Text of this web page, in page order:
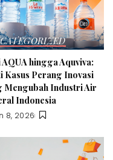
hingga Aquviva:
Kasus Perang Inovasi
Mengubah Industri Air
Indonesia
8, 2026